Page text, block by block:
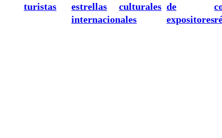
turistas
estrellas
internacionales
culturales de
expositores